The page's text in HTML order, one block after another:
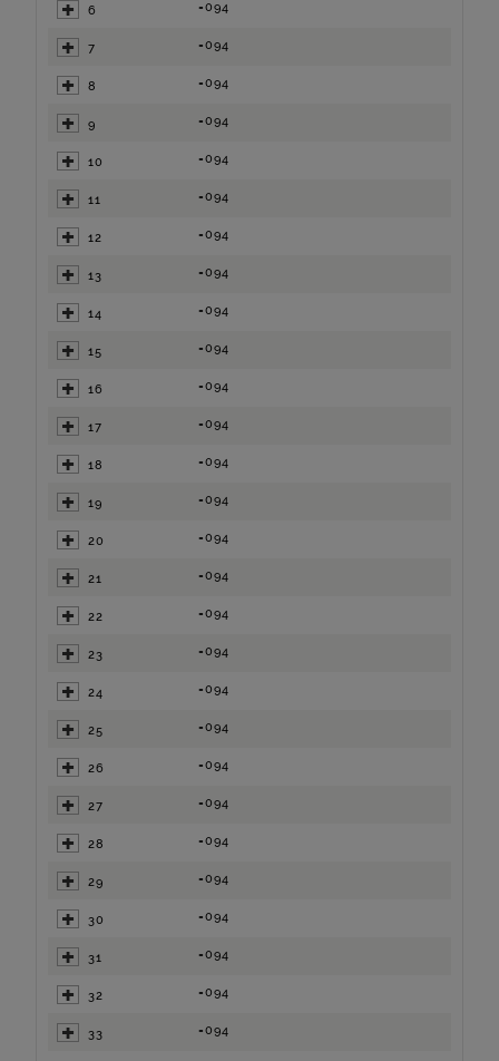
6 =094
7 =094
8 =094
9 =094
10 =094
11 =094
12 =094
13 =094
14 =094
15 =094
16 =094
17 =094
18 =094
19 =094
20 =094
21 =094
22 =094
23 =094
24 =094
25 =094
26 =094
27 =094
28 =094
29 =094
30 =094
31 =094
32 =094
33 =094